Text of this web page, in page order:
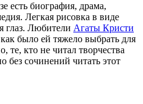
есть биография, драма,
Легкая рисовка в виде
глаз. Любители Агаты Кристи
было ей тяжело выбрать для
те, кто не читал творчества
без сочинений читать этот